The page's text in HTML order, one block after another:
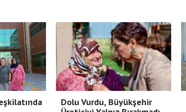
Dolu Vurdu, Büyükşehir